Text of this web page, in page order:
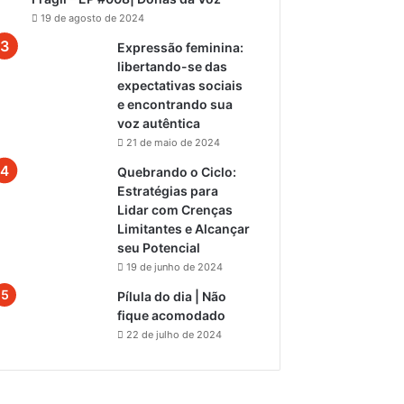
19 de agosto de 2024
Expressão feminina:
libertando-se das
expectativas sociais
e encontrando sua
voz autêntica
21 de maio de 2024
Quebrando o Ciclo:
Estratégias para
Lidar com Crenças
Limitantes e Alcançar
seu Potencial
19 de junho de 2024
Pílula do dia | Não
fique acomodado
22 de julho de 2024